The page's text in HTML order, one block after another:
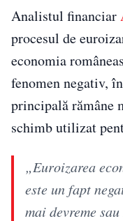
Analistul financiar
procesul de
economia
fenomen negativ,
principală rămâne
schimb utilizat
„Euroizarea
este un fapt
mai devreme